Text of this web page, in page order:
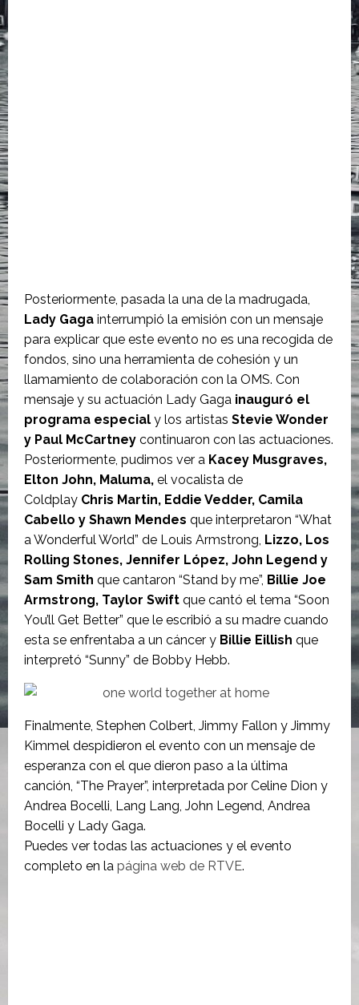
Posteriormente, pasada la una de la madrugada,
Lady Gaga interrumpió la emisión con un mensaje
para explicar que este evento no es una recogida de
fondos, sino una herramienta de cohesión y un
llamamiento de colaboración con la OMS. Con
mensaje y su actuación Lady Gaga inauguró el
programa especial y los artistas Stevie Wonder
y Paul McCartney continuaron con las actuaciones.
Posteriormente, pudimos ver a Kacey Musgraves,
Elton John, Maluma, el vocalista de
Coldplay Chris Martin, Eddie Vedder, Camila
Cabello y Shawn Mendes que interpretaron “What
a Wonderful World” de Louis Armstrong, Lizzo, Los
Rolling Stones, Jennifer López, John Legend y
Sam Smith que cantaron “Stand by me”, Billie Joe
Armstrong, Taylor Swift que cantó el tema “Soon
You’ll Get Better” que le escribió a su madre cuando
esta se enfrentaba a un cáncer y Billie Eillish que
interpretó “Sunny” de Bobby Hebb.
Finalmente, Stephen Colbert, Jimmy Fallon y Jimmy
Kimmel despidieron el evento con un mensaje de
esperanza con el que dieron paso a la última
canción, “The Prayer”, interpretada por Celine Dion y
Andrea Bocelli, Lang Lang, John Legend, Andrea
Bocelli y Lady Gaga.
Puedes ver todas las actuaciones y el evento
completo en la página web de RTVE.